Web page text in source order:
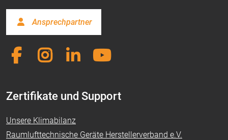
Ansprechpartner
Zertifikate und Support
Unsere Klimabilanz
Raumlufttechnische Geräte Herstellerverband e.V.